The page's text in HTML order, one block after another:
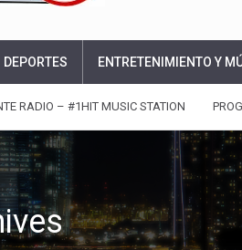
DEPORTES ENTRETENIMIENTO Y
RADIO – #1HIT MUSIC STATION